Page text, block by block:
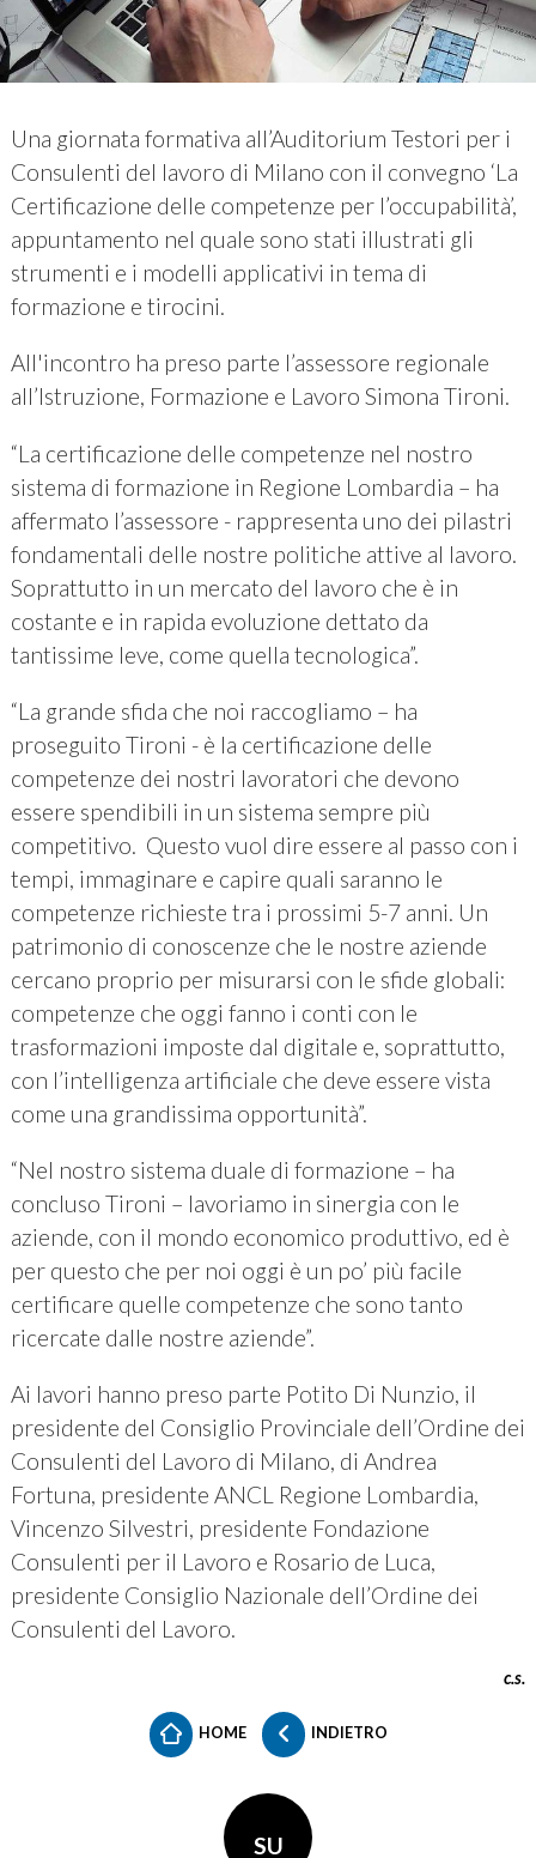
Una giornata formativa all’Auditorium Testori per i
Consulenti del lavoro di Milano con il convegno ‘La
Certificazione delle competenze per l’occupabilità’,
appuntamento nel quale sono stati illustrati gli
strumenti e i modelli applicativi in tema di
formazione e tirocini.
All'incontro ha preso parte l’assessore regionale
all’Istruzione, Formazione e Lavoro Simona Tironi.
“La certificazione delle competenze nel nostro
sistema di formazione in Regione Lombardia – ha
affermato l’assessore - rappresenta uno dei pilastri
fondamentali delle nostre politiche attive al lavoro.
Soprattutto in un mercato del lavoro che è in
costante e in rapida evoluzione dettato da
tantissime leve, come quella tecnologica”.
“La grande sfida che noi raccogliamo – ha
proseguito Tironi - è la certificazione delle
competenze dei nostri lavoratori che devono
essere spendibili in un sistema sempre più
competitivo. Questo vuol dire essere al passo con i
tempi, immaginare e capire quali saranno le
competenze richieste tra i prossimi 5-7 anni. Un
patrimonio di conoscenze che le nostre aziende
cercano proprio per misurarsi con le sfide globali:
competenze che oggi fanno i conti con le
trasformazioni imposte dal digitale e, soprattutto,
con l’intelligenza artificiale che deve essere vista
come una grandissima opportunità”.
“Nel nostro sistema duale di formazione – ha
concluso Tironi – lavoriamo in sinergia con le
aziende, con il mondo economico produttivo, ed è
per questo che per noi oggi è un po’ più facile
certificare quelle competenze che sono tanto
ricercate dalle nostre aziende”.
Ai lavori hanno preso parte Potito Di Nunzio, il
presidente del Consiglio Provinciale dell’Ordine dei
Consulenti del Lavoro di Milano, di Andrea
Fortuna, presidente ANCL Regione Lombardia,
Vincenzo Silvestri, presidente Fondazione
Consulenti per il Lavoro e Rosario de Luca,
presidente Consiglio Nazionale dell’Ordine dei
Consulenti del Lavoro.
c.s.
HOME INDIETRO
SU